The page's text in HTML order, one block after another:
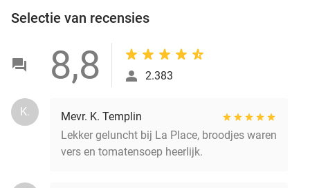
Selectie van recensies
8,8 2.383
K.
Mevr. K. Templin
Lekker geluncht bij La Place, broodjes waren
vers en tomatensoep heerlijk.